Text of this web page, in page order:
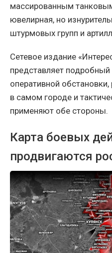
массированным
ювелирная, но
штурмовых групп и
Сетевое издание
представляет
оперативной
в самом городе и
применяют обе стороны.
Карта боевых
продвигаются